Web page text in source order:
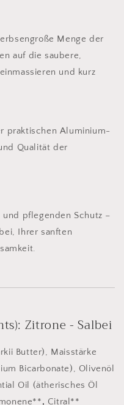
Menge der
auf die saubere,
und kurz
praktischen Aluminium-
Qualität der
und pflegenden Schutz –
Ihrer sanften
Zitrone - Salbei
Butter), Maisstärke
Bicarbonate), Olivenöl
Oil (ätherisches Öl
, Citral**